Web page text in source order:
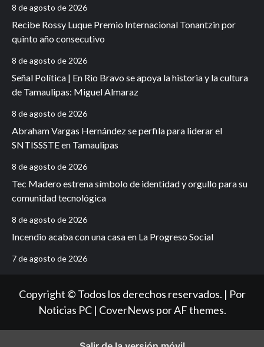
8 de agosto de 2026
Recibe Rossy Luque Premio Internacional Tonantzin por
quinto año consecutivo
8 de agosto de 2026
Señal Política | En Rio Bravo se apoya la historia y la cultura
de Tamaulipas: Miguel Almaraz
8 de agosto de 2026
Abraham Vargas Hernández se perfila para liderar el
SNTISSSTE en Tamaulipas
8 de agosto de 2026
Tec Madero estrena símbolo de identidad y orgullo para su
comunidad tecnológica
8 de agosto de 2026
Incendio acaba con una casa en La Progreso Social
7 de agosto de 2026
Copyright © Todos los derechos reservados. | Por
Noticias PC | CoverNews por AF themes.